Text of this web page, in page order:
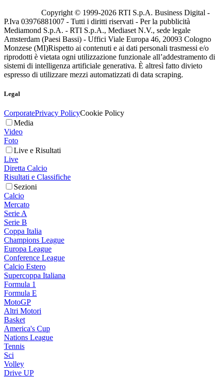
Copyright © 1999-2026 RTI S.p.A. Business Digital -
P.Iva 03976881007 - Tutti i diritti riservati - Per la pubblicità
Mediamond S.p.A. - RTI S.p.A., Mediaset N.V., sede legale
Amsterdam (Paesi Bassi) - Uffici Viale Europa 46, 20093 Cologno
Monzese (MI)Rispetto ai contenuti e ai dati personali trasmessi e/o
riprodotti è vietata ogni utilizzazione funzionale all’addestramento di
sistemi di intelligenza artificiale generativa. È altresì fatto divieto
espresso di utilizzare mezzi automatizzati di data scraping.
Legal
CorporatePrivacy PolicyCookie Policy
Media
Video
Foto
Live e Risultati
Live
Diretta Calcio
Risultati e Classifiche
Sezioni
Calcio
Mercato
Serie A
Serie B
Coppa Italia
Champions League
Europa League
Conference League
Calcio Estero
Supercoppa Italiana
Formula 1
Formula E
MotoGP
Altri Motori
Basket
America's Cup
Nations League
Tennis
Sci
Volley
Drive UP